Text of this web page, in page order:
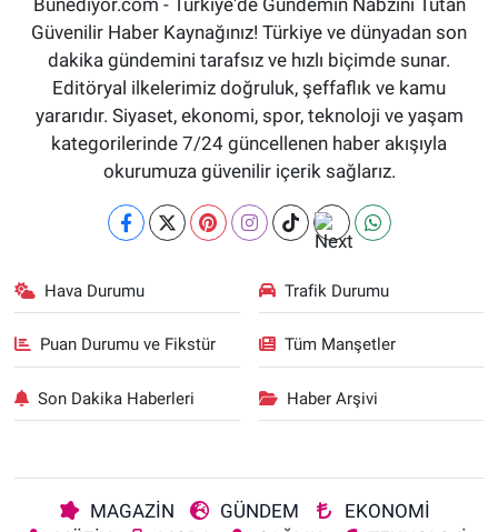
Güvenilir Haber Kaynağınız! Türkiye ve dünyadan son
dakika gündemini tarafsız ve hızlı biçimde sunar.
Editöryal ilkelerimiz doğruluk, şeffaflık ve kamu
yararıdır. Siyaset, ekonomi, spor, teknoloji ve yaşam
kategorilerinde 7/24 güncellenen haber akışıyla
okurumuza güvenilir içerik sağlarız.
Hava Durumu Trafik Durumu
Puan Durumu ve Fikstür Tüm Manşetler
Son Dakika Haberleri Haber Arşivi
MAGAZİN GÜNDEM
EKONOMİ